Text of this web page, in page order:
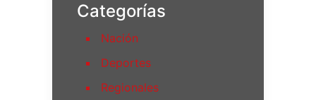
Categorías
Nación
Deportes
Regionales